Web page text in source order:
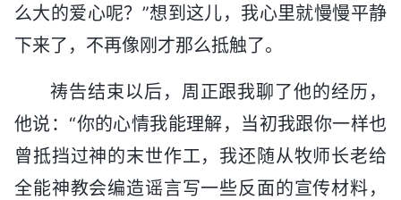
么大的爱心呢？”想到这儿，我心里就慢慢平静
下来了，不再像刚才那么抵触了。
祷告结束以后，周正跟我聊了他的经历，
他说：“你的心情我能理解，当初我跟你一样也
曾抵挡过神的末世作工，我还随从牧师长老给
全能神教会编造谣言写一些反面的宣传材料，